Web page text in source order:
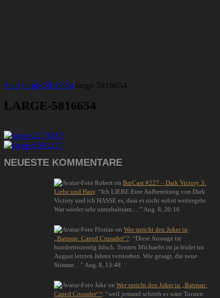
Start large-5816654 large-5816654
LARGE-5816654
NEUESTE KOMMENTARE
Robert on BatCast #227 – Dark Victory 3:
Liebe und Hass: “Ich LIEBE Eure Aufbereitung von Dark
Victory und ich HASSE es, dass es nicht sofort weitergeht.
War wieder sehr unterhaltsam.… ” Aug. 8, 20:16
Florian on Wer spricht den Joker in
„Batman: Caped Crusader“?: “Diese Aussage ist
hundertrozentig falsch. Torsten Michaelis ist ja leider im
August letzten Jahres verstorben. Wie gesagt, die neue
Stimme… ” Aug. 8, 13:48
Jake on Wer spricht den Joker in „Batman:
Caped Crusader“?: “weil jemand schrieb es wäre Torsten